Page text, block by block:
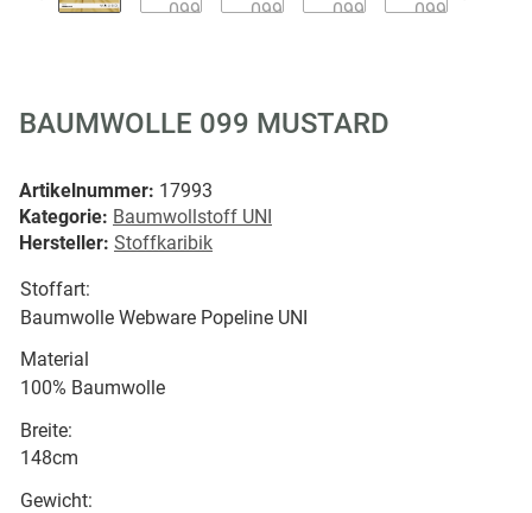
BAUMWOLLE 099 MUSTARD
Artikelnummer: 17993
Kategorie: Baumwollstoff UNI
Hersteller: Stoffkaribik
Stoffart:
Baumwolle Webware Popeline UNI
Material
100% Baumwolle
Breite:
148cm
Gewicht: